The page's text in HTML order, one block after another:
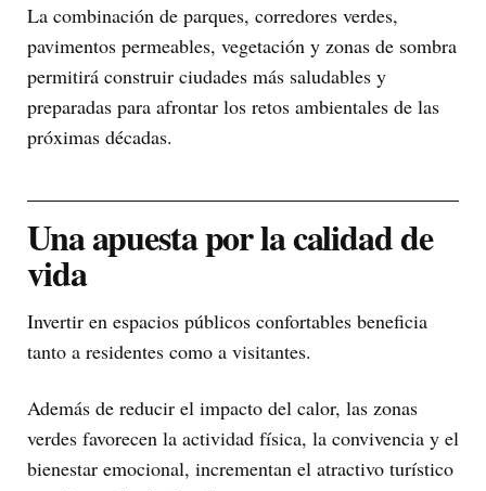
La combinación de parques, corredores verdes,
pavimentos permeables, vegetación y zonas de sombra
permitirá construir ciudades más saludables y
preparadas para afrontar los retos ambientales de las
próximas décadas.
Una apuesta por la calidad de
vida
Invertir en espacios públicos confortables beneficia
tanto a residentes como a visitantes.
Además de reducir el impacto del calor, las zonas
verdes favorecen la actividad física, la convivencia y el
bienestar emocional, incrementan el atractivo turístico